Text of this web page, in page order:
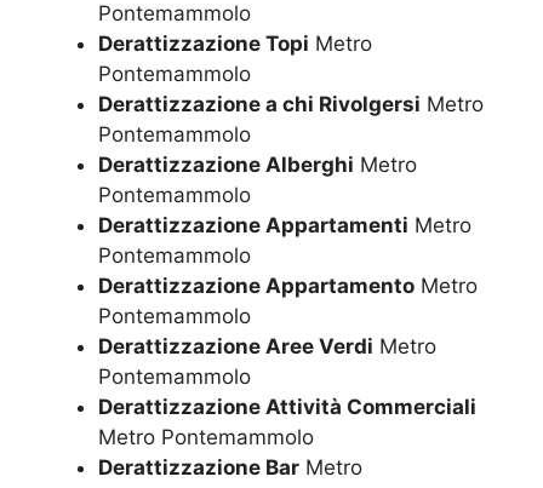
Pontemammolo
Derattizzazione Topi Metro
Pontemammolo
Derattizzazione a chi Rivolgersi Metro
Pontemammolo
Derattizzazione Alberghi Metro
Pontemammolo
Derattizzazione Appartamenti Metro
Pontemammolo
Derattizzazione Appartamento Metro
Pontemammolo
Derattizzazione Aree Verdi Metro
Pontemammolo
Derattizzazione Attività Commerciali
Metro Pontemammolo
Derattizzazione Bar Metro